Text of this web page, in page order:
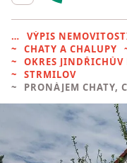
VÝPIS
CHATY A CHALUPY
OKRES JINDŘICHŮV
STRMILOV
PRONÁJEM CHATY,